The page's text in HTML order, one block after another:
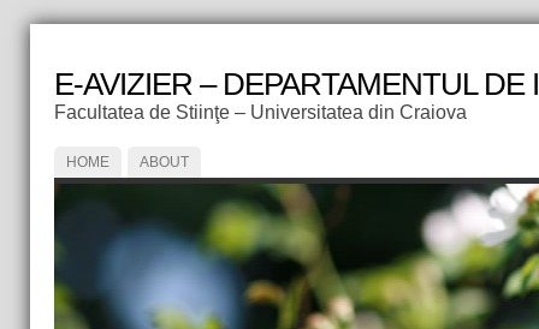
E-AVIZIER – DEPARTAMENTUL DE
Facultatea de Stiinţe – Universitatea din Craiova
HOME ABOUT